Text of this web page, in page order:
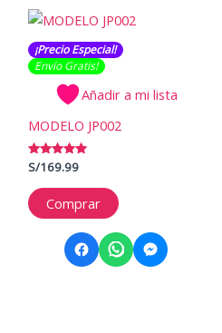
¡Precio Especial!
Envío Gratis​​​!
Añadir a mi lista
MODELO JP002
Valorado
con
5.00
de 5
S/169.99
Comprar